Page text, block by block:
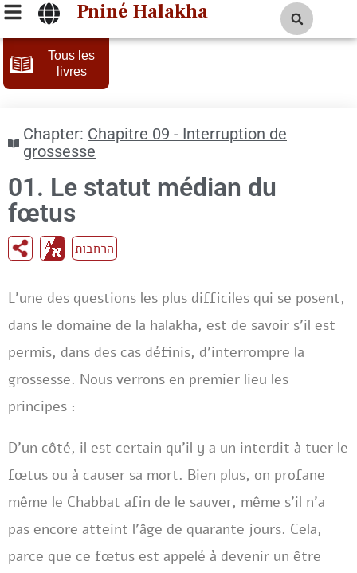
Pniné Halakha
Tous les
livres
Chapter: Chapitre 09 - Interruption de
grossesse
01. Le statut médian du
fœtus
הרחבות
L’une des questions les plus difficiles qui se posent,
dans le domaine de la halakha, est de savoir s’il est
permis, dans des cas définis, d’interrompre la
grossesse. Nous verrons en premier lieu les
principes :
D’un côté, il est certain qu’il y a un interdit à tuer le
fœtus ou à causer sa mort. Bien plus, on profane
même le Chabbat afin de le sauver, même s’il n’a
pas encore atteint l’âge de quarante jours. Cela,
parce que ce fœtus est appelé à devenir un être